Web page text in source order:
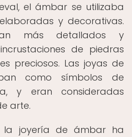
el ámbar se utilizaba
y decorativas.
más detallados y
de piedras
preciosos. Las joyas de
como símbolos de
y eran consideradas
arte.
la joyería de ámbar ha